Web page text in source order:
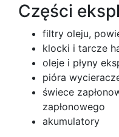
Części
filtry oleju,
klocki i tarcze
oleje i płyny
pióra
świece
zapłonowego
akumulatory